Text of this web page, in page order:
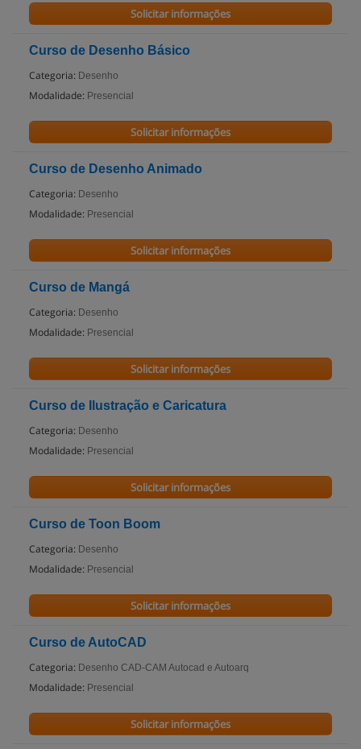
Solicitar informações
Curso de Desenho Básico
Categoria: Desenho
Modalidade: Presencial
Solicitar informações
Curso de Desenho Animado
Categoria: Desenho
Modalidade: Presencial
Solicitar informações
Curso de Mangá
Categoria: Desenho
Modalidade: Presencial
Solicitar informações
Curso de Ilustração e Caricatura
Categoria: Desenho
Modalidade: Presencial
Solicitar informações
Curso de Toon Boom
Categoria: Desenho
Modalidade: Presencial
Solicitar informações
Curso de AutoCAD
Categoria: Desenho CAD-CAM Autocad e Autoarq
Modalidade: Presencial
Solicitar informações